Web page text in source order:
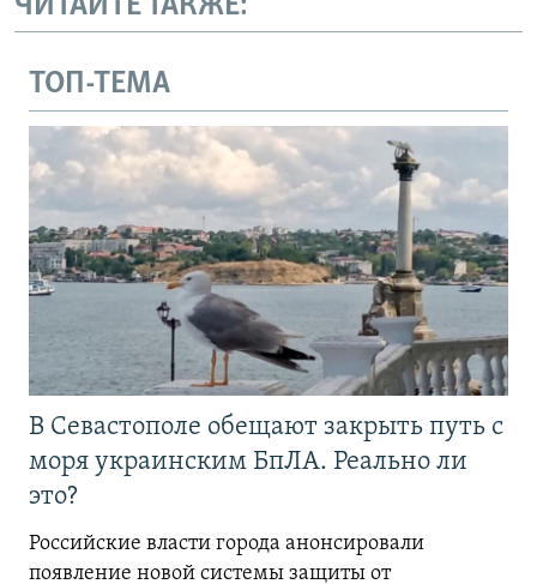
ТОП-ТЕМА
В Севастополе обещают закрыть путь с
моря украинским БпЛА. Реально ли
это?
Российские власти города анонсировали
появление новой системы защиты от